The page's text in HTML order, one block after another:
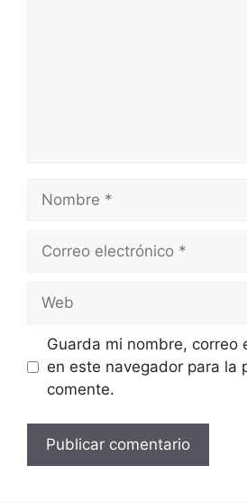
electrónico
Guarda mi nombre, correo
en este navegador para la
comente.